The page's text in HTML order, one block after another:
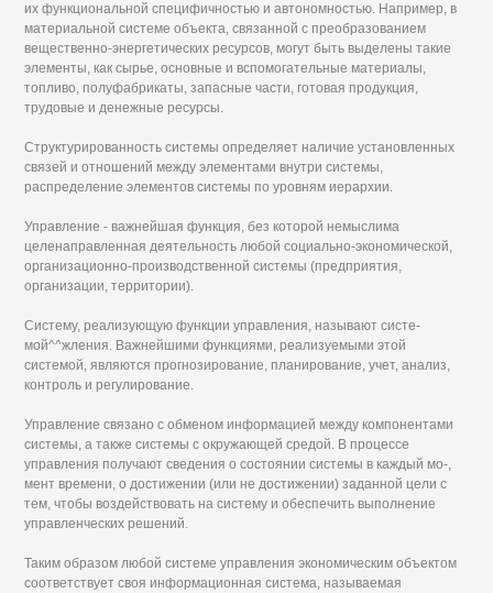
их функциональной специфичностью и автономностью. Например, в
материальной системе объекта, связанной с преобразованием
вещественно-энергетических ресурсов, могут быть выделены такие
элементы, как сырье, основные и вспомогательные материалы,
топливо, полуфабрикаты, запасные части, готовая продукция,
трудовые и денежные ресурсы.
Структурированность системы определяет наличие установленных
связей и отношений между элементами внутри системы,
распределение элементов системы по уровням иерархии.
Управление - важнейшая функция, без которой немыслима
целенаправленная деятельность любой социально-экономической,
организационно-производственной системы (предприятия,
организации, территории).
Систему, реализующую функции управления, называют систе-
мой^^жления. Важнейшими функциями, реализуемыми этой
системой, являются прогнозирование, планирование, учет, анализ,
контроль и регулирование.
Управление связано с обменом информацией между компонентами
системы, а также системы с окружающей средой. В процессе
управления получают сведения о состоянии системы в каждый мо-,
мент времени, о достижении (или не достижении) заданной цели с
тем, чтобы воздействовать на систему и обеспечить выполнение
управленческих решений.
Таким образом любой системе управления экономическим объектом
соответствует своя информационная система, называемая